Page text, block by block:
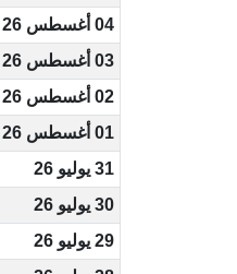
04 أغسطس 26
03 أغسطس 26
02 أغسطس 26
01 أغسطس 26
31 يوليو 26
30 يوليو 26
29 يوليو 26